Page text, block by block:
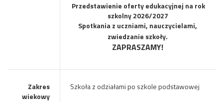
Przedstawienie oferty edukacyjnej na rok
szkolny 2026/2027
Spotkania z uczniami, nauczycielami,
zwiedzanie szkoły.
ZAPRASZAMY!
Zakres
wiekowy
Szkoła z odziałami po szkole podstawowej